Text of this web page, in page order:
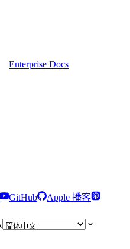
Enterprise Docs
GitHub
Apple 播客